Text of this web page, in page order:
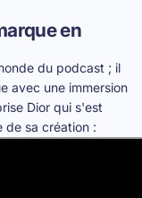
en
du podcast ; il
avec une immersion
Dior qui s'est
de sa création :